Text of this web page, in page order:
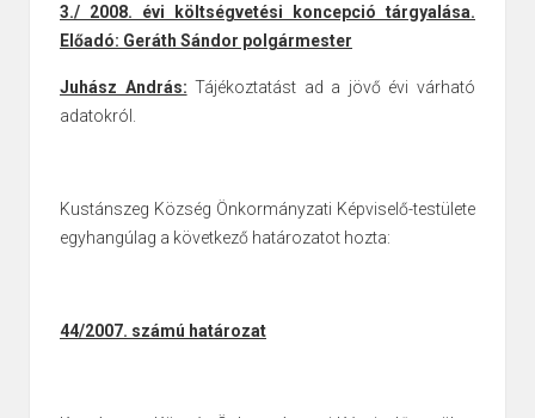
3./ 2008. évi költségvetési koncepció tárgyalása.
Előadó: Geráth Sándor polgármester
Juhász András: Tájékoztatást ad a jövő évi várható
adatokról.
Kustánszeg Község Önkormányzati Képviselő-testülete
egyhangúlag a következő határozatot hozta:
44/2007. számú határozat